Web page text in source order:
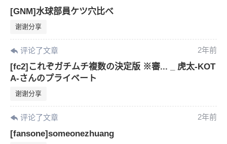
[GNM]水球部員ケツ穴比べ
谢谢分享
评论了文章 2年前
[fc2]これぞガチムチ複数の決定版 ※審... _ 虎太-KOT
A-さんのプライベート
谢谢分享
评论了文章 2年前
[fansone]someonezhuang